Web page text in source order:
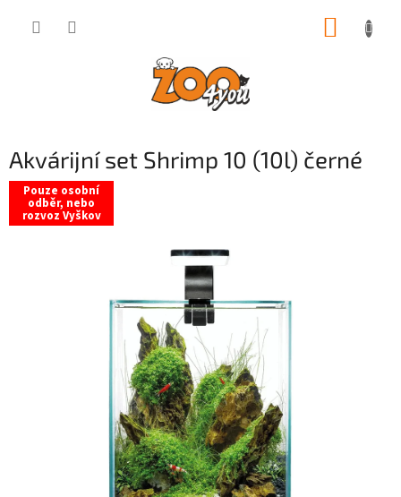
Akvárijní set Shrimp 10 (10l) černé
Pouze osobní
odběr, nebo
rozvoz Vyškov